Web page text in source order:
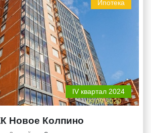
Ипотека
IV квартал 2024
Новое Колпино